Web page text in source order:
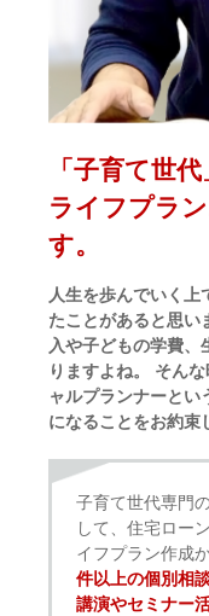
「子育て世
ライフプラ
す。
人生を歩んでいく上
たことがあると思い
入や子どもの学費
りますよね。 そん
ャルプランナーとい
になることをお約束
子育て世代専門
して、住宅ロー
イフプラン作成
件以上の個別相
講演やセミナー